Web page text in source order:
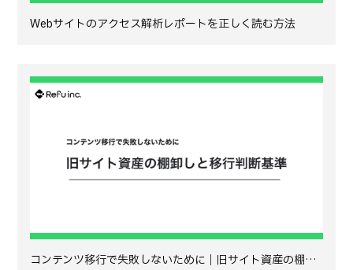
Webサイトのアクセス解析レポートを正しく読む方法
コンテンツ移行で失敗しないために｜旧サイト資産の棚…